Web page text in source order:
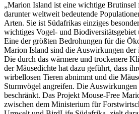
„Marion Island ist eine wichtige Brutinsel
darunter weltweit bedeutende
Arten. Sie ist Südafrikas einziges
wichtiges Vogel- und Biodiversitätsgebiet
Eine der größten Bedrohungen für die
Marion Island sind die Auswirkungen der
Die durch das wärmere und trockenere
der Mäusedichte hat dazu geführt, dass
wirbellosen Tieren abnimmt und die
Sturmvögel angreifen. Die
beschränkt. Das Projekt Mouse-Free
zwischen dem Ministerium für